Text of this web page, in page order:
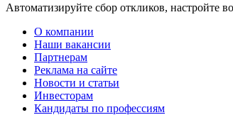
Автоматизируйте сбор откликов, настройте
О компании
Наши вакансии
Партнерам
Реклама на сайте
Новости и статьи
Инвесторам
Кандидаты по профессиям